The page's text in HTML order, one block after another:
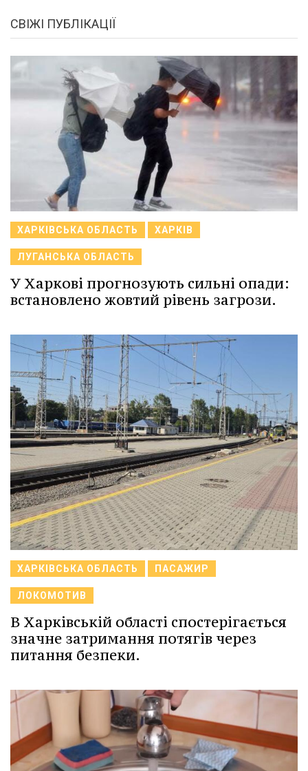
СВІЖІ ПУБЛІКАЦІЇ
ХАРКІВСЬКА ОБЛАСТЬ ХАРКІВ
ЛУГАНСЬКА ОБЛАСТЬ
У Харкові прогнозують сильні опади:
встановлено жовтий рівень загрози.
ХАРКІВСЬКА ОБЛАСТЬ ПАСАЖИР
ЛОКОМОТИВ
В Харківській області спостерігається
значне затримання потягів через
питання безпеки.